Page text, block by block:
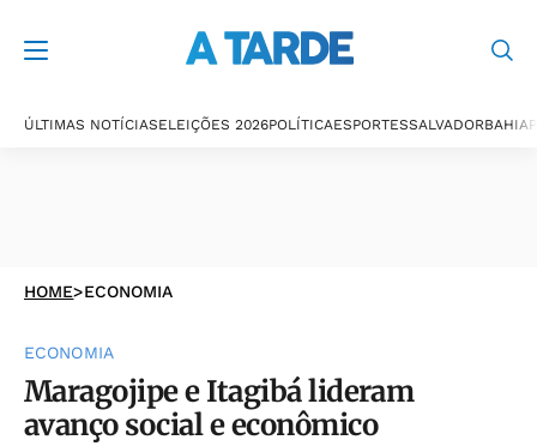
ÚLTIMAS NOTÍCIASELEIÇÕES 2026POLÍTICAESPORTESSALVADORBAHIA
HOME>ECONOMIA
ECONOMIA
Maragojipe e Itagibá lideram
avanço social e econômico